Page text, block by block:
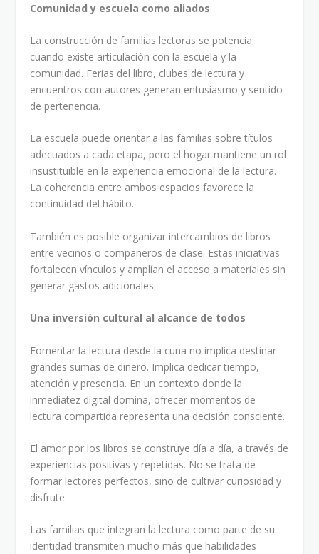
Comunidad y escuela como aliados
La construcción de familias lectoras se potencia
cuando existe articulación con la escuela y la
comunidad. Ferias del libro, clubes de lectura y
encuentros con autores generan entusiasmo y sentido
de pertenencia.
La escuela puede orientar a las familias sobre títulos
adecuados a cada etapa, pero el hogar mantiene un rol
insustituible en la experiencia emocional de la lectura.
La coherencia entre ambos espacios favorece la
continuidad del hábito.
También es posible organizar intercambios de libros
entre vecinos o compañeros de clase. Estas iniciativas
fortalecen vínculos y amplían el acceso a materiales sin
generar gastos adicionales.
Una inversión cultural al alcance de todos
Fomentar la lectura desde la cuna no implica destinar
grandes sumas de dinero. Implica dedicar tiempo,
atención y presencia. En un contexto donde la
inmediatez digital domina, ofrecer momentos de
lectura compartida representa una decisión consciente.
El amor por los libros se construye día a día, a través de
experiencias positivas y repetidas. No se trata de
formar lectores perfectos, sino de cultivar curiosidad y
disfrute.
Las familias que integran la lectura como parte de su
identidad transmiten mucho más que habilidades